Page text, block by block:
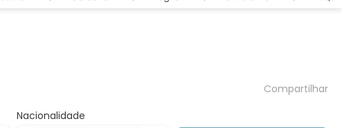
Compartilhar
Nacionalidade